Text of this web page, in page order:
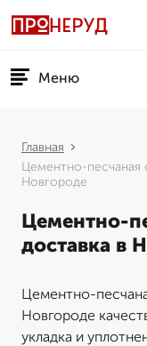
Меню
Главная
Цементно-
Новгороде
Цементно-
доставка в
Цементно-
Новгороде
укладка и